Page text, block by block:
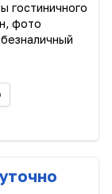
гостиничного
фото